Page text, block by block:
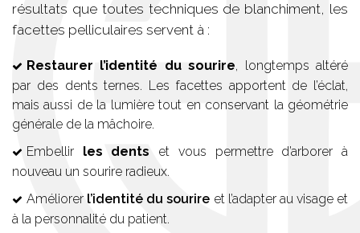
résultats que toutes techniques de blanchiment, les
facettes pelliculaires servent à :
Restaurer l’identité du sourire, longtemps altéré
par des dents ternes. Les facettes apportent de l’éclat,
mais aussi de la lumière tout en conservant la géométrie
générale de la mâchoire.
Embellir les dents et vous permettre d’arborer à
nouveau un sourire radieux.
Améliorer l’identité du sourire et l’adapter au visage et
à la personnalité du patient.